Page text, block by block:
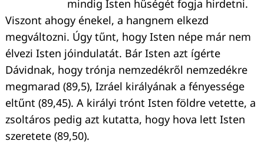
mindig Isten hűségét fogja hirdetni.
Viszont ahogy énekel, a hangnem elkezd
megváltozni. Úgy tűnt, hogy Isten népe már nem
élvezi Isten jóindulatát. Bár Isten azt ígérte
Dávidnak, hogy trónja nemzedékről nemzedékre
megmarad (89,5), Izráel királyának a fényessége
eltűnt (89,45). A királyi trónt Isten földre vetette, a
zsoltáros pedig azt kutatta, hogy hova lett Isten
szeretete (89,50).